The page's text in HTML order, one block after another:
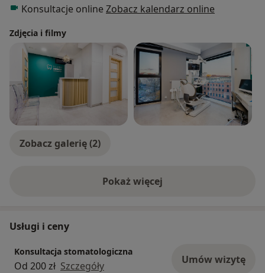
Konsultacje online Zobacz kalendarz online
Zdjęcia i filmy
Zobacz galerię (2)
Pokaż więcejo doświadczeniu
Usługi i ceny
Konsultacja stomatologiczna
Od 200 zł Szczegóły Umów wizytę